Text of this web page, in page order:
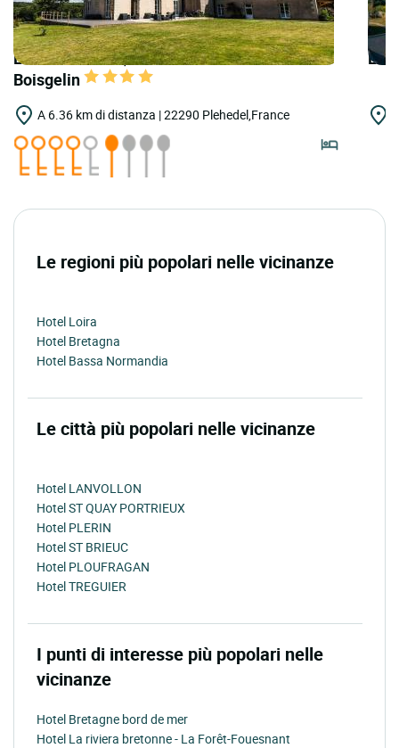
LOGIS HOTELS | Teritoria Château de
Boisgelin
A 6.36 km di distanza | 22290 Plehedel,France
Le regioni più popolari nelle vicinanze
Hotel Loira
Hotel Bretagna
Hotel Bassa Normandia
Le città più popolari nelle vicinanze
Hotel LANVOLLON
Hotel ST QUAY PORTRIEUX
Hotel PLERIN
Hotel ST BRIEUC
Hotel PLOUFRAGAN
Hotel TREGUIER
I punti di interesse più popolari nelle
vicinanze
Hotel Bretagne bord de mer
Hotel La riviera bretonne - La Forêt-Fouesnant